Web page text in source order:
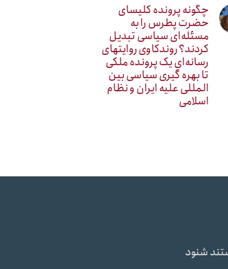
چگونه پرونده کلیسای
حضرت پطرس را به
مسئله‌ای سیاسی تبدیل
کردند؟ روندکاوی روایتهای
رسانه‌ایِ یک پرونده ملکی
تا بهره گیری سیاسی بین
المللی علیه ایران و نظام
اسلامی
شنود